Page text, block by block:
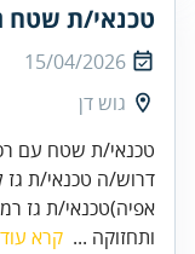
טכנאי/ת שטח
15/04/2026
גוש דן
טכנאי/ת שטח עם
דרוש/ה טכנאי/ת גז
ותחזוקה ... קרא עוד